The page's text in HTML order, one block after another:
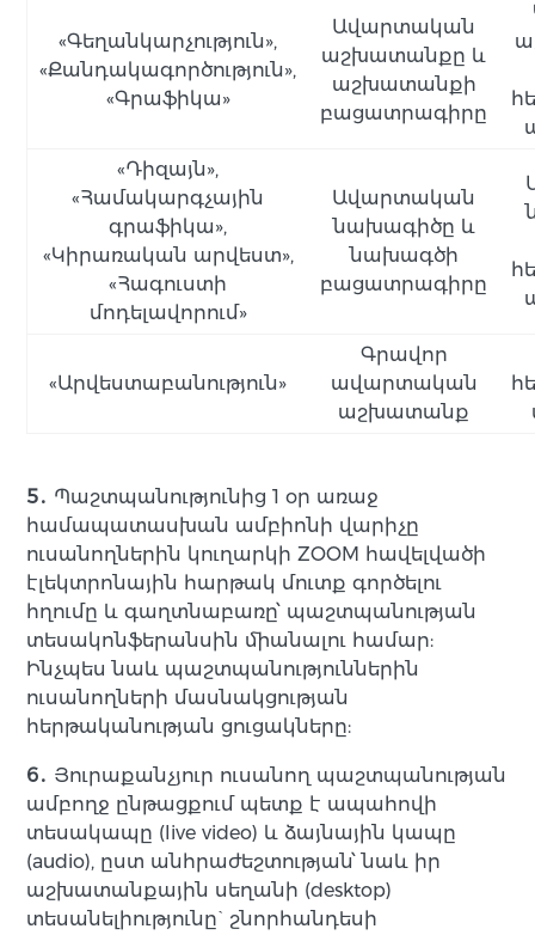
«Գեղանկարչություն»,
«Քանդակագործություն»,
«Գրաֆիկա»
Ավարտական
աշխատանքը և
աշխատանքի
բացատրագիրը
«Դիզայն»,
«Համակարգչային
գրաֆիկա»,
«Կիրառական արվեստ»,
«Հագուստի
մոդելավորում»
Ավարտական
նախագիծը և
նախագծի
բացատրագիրը
«Արվեստաբանություն»
Գրավոր
ավարտական
աշխատանք
5․ Պաշտպանությունից 1 օր առաջ
համապատասխան ամբիոնի վարիչը
ուսանողներին կուղարկի ZOOM հավելվածի
էլեկտրոնային հարթակ մուտք գործելու
հղումը և գաղտնաբառը՝ պաշտպանության
տեսակոնֆերանսին միանալու համար:
Ինչպես նաև պաշտպանություններին
ուսանողների մասնակցության
հերթականության ցուցակները:
6․ Յուրաքանչյուր ուսանող պաշտպանության
ամբողջ ընթացքում պետք է ապահովի
տեսակապը (live video) և ձայնային կապը
(audio), ըստ անհրաժեշտության՝ նաև իր
աշխատանքային սեղանի (desktop)
տեսանելիությունը` շնորհանդեսի